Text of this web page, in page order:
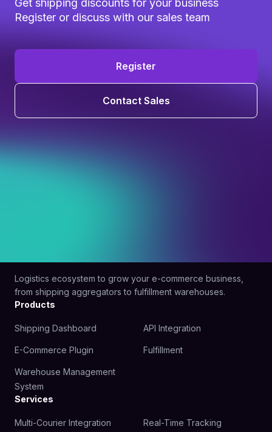
Get shipping discounts for your business
Register or discuss with our sales team
Register
Contact Sales
Logistics ecosystem to grow your e-commerce business,
from shipping aggregators to fulfillment warehouses.
Products
Shipping Dashboard API Integration
E-Commerce Plugin Fulfillment
Warehouse Management
System
Services
Multi-Courier Integration Real-Time Tracking